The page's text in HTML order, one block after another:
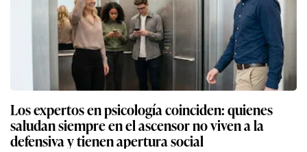
Los expertos en psicología coinciden: quienes
saludan siempre en el ascensor no viven a la
defensiva y tienen apertura social